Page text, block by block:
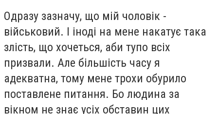
Одразу зазначу, що мій чоловік -
військовий. І іноді на мене накатує така
злість, що хочеться, аби тупо всіх
призвали. Але більшість часу я
адекватна, тому мене трохи обурило
поставлене питання. Бо людина за
вікном не знає усіх обставин цих